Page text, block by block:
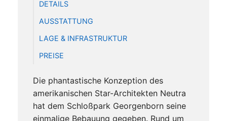
DETAILS
AUSSTATTUNG
LAGE & INFRASTRUKTUR
PREISE
Die phantastische Konzeption des
amerikanischen Star-Architekten Neutra
hat dem Schloßpark Georgenborn seine
einmalige Bebauung gegeben. Rund um